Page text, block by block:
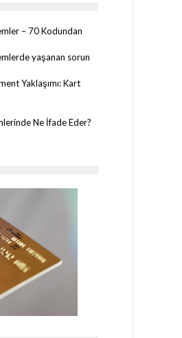
– 70 Kodundan
yaşanan sorun
Yaklaşımı: Kart
Ne İfade Eder?